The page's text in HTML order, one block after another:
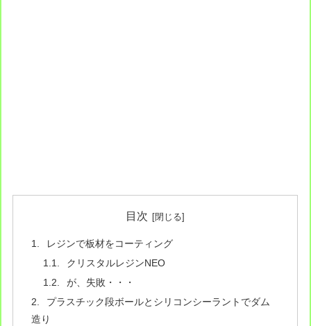
目次
レジンで板材をコーティング
クリスタルレジンNEO
が、失敗・・・
プラスチック段ボールとシリコンシーラントでダム
造り